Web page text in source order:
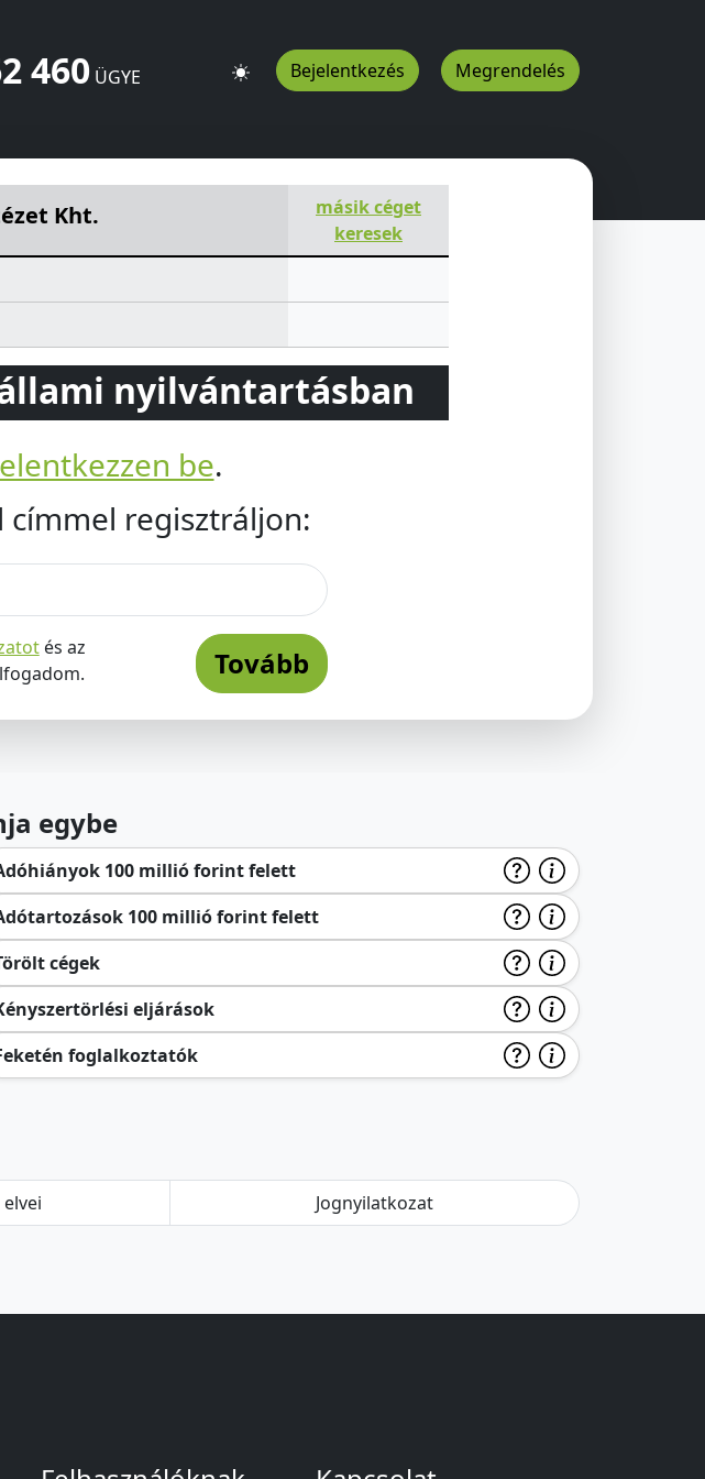
460ÜGYE Bejelentkezés Megrendelés
Kht.
másik céget
keresek
nyilvántartásban
be.
címmel regisztráljon:
és az
Tovább
egybe
100 millió forint felett
100 millió forint felett
cégek
eljárások
foglalkoztatók
Jognyilatkozat